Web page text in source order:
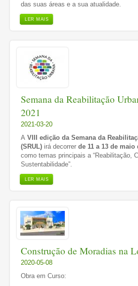
das suas áreas e a sua atualidade.
LER MAIS
Semana da Reabilitação
2021
2021-03-20
A VIII edição da Semana da
(SRUL) irá decorrer de 11 a 13 de maio
como temas principais a “Reabilitação,
Sustentabilidade”.
LER MAIS
Construção de Moradias na
2020-05-08
Obra em Curso: